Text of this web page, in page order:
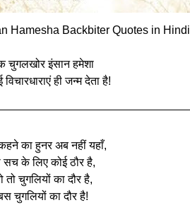
Hamesha Backbiter Quotes in Hindi
चुगलखोर इंसान हमेशा
विचारधाराएं ही जन्‍म देता है!
का हुनर अब नहीं यहाँ,
सच के लिए कोई ठौर है,
तो चुगलियों का दौर है,
चुगलियों का दौर है!